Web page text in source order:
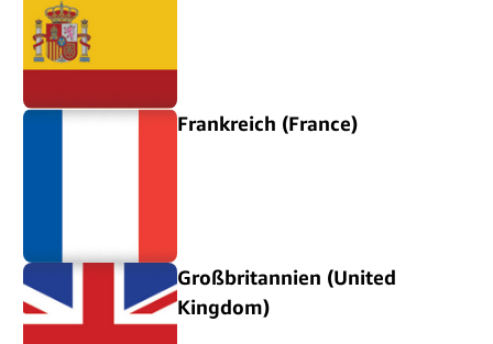
Frankreich (France)
Großbritannien (United
Kingdom)